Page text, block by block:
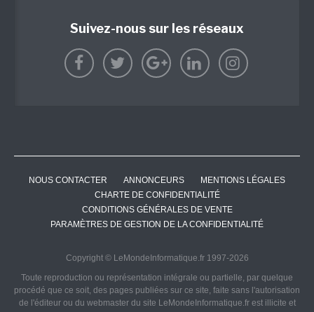
Suivez-nous sur les réseaux
NOUS CONTACTER ANNONCEURS
MENTIONS LÉGALES
CHARTE DE CONFIDENTIALITÉ
CONDITIONS GÉNÉRALES DE VENTE
PARAMÈTRES DE GESTION DE LA CONFIDENTIALITÉ
Copyright © LeMondeInformatique.fr 1997-2026
Toute reproduction ou représentation intégrale ou partielle, par quelque
procédé que ce soit, des pages publiées sur ce site, faite sans l'autorisation
de l'éditeur ou du webmaster du site LeMondeInformatique.fr est illicite et